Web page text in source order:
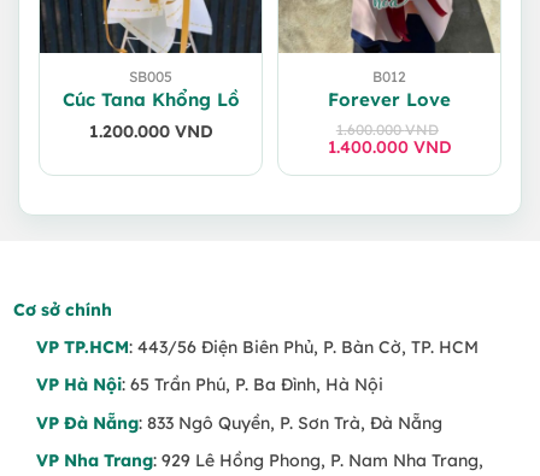
SB005
Cúc Tana Khổng Lồ
1.200.000 VND
B012
Forever Love
1.600.000VND
Giá
1.400.000 VND
Giá
Cơ sở chính
VP TP.HCM: 443/56 Điện Biên Phủ, P. Bàn Cờ, TP. HCM
VP Hà Nội: 65 Trần Phú, P. Ba Đình, Hà Nội
VP Đà Nẵng: 833 Ngô Quyền, P. Sơn Trà, Đà Nẵng
VP Nha Trang: 929 Lê Hồng Phong, P. Nam Nha Trang,